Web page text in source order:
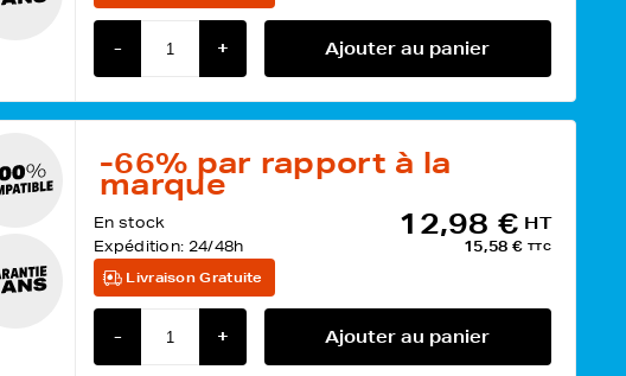
- + Ajouter au panier
-66% par rapport à la
marque
En stock
Expédition: 24/48h
12,98 € HT
15,58 € TTC
Livraison Gratuite
- + Ajouter au panier